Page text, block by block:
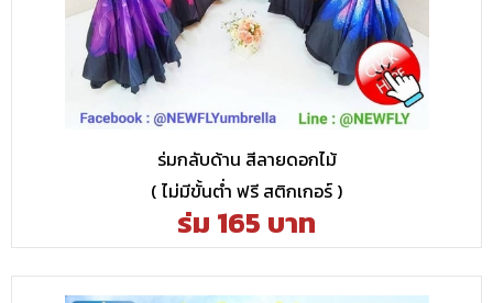
ร่มกลับด้าน สีลายดอกไม้
( ไม่มีขั้นต่ำ ฟรี สติกเกอร์ )
ร่ม 165 บาท